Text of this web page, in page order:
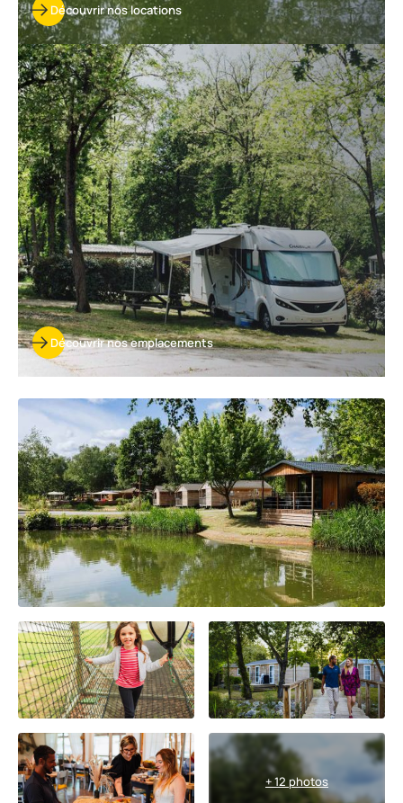
Découvrir nos locations
Découvrir nos emplacements
Découvrir
nos
emplacements
+ 12 photos